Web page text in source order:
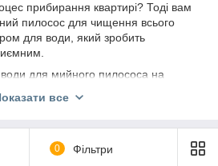
прибирання квартирі? Тоді вам
пилосос для чищення всього
для води, який зробить
для мийного пилососа на
за доступними цінами.
- все для вашої
все
0 Фільтри